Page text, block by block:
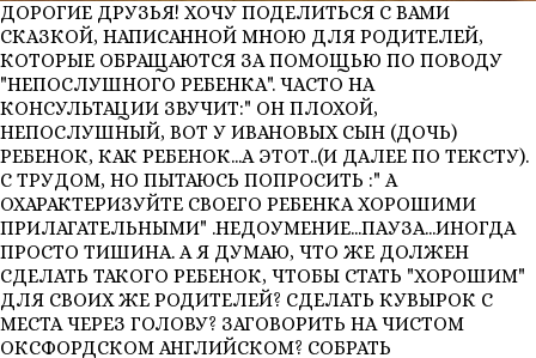
ДОРОГИЕ ДРУЗЬЯ! ХОЧУ ПОДЕЛИТЬСЯ С ВАМИ
СКАЗКОЙ, НАПИСАННОЙ МНОЮ ДЛЯ РОДИТЕЛЕЙ,
КОТОРЫЕ ОБРАЩАЮТСЯ ЗА ПОМОЩЬЮ ПО ПОВОДУ
"НЕПОСЛУШНОГО РЕБЕНКА". ЧАСТО НА
КОНСУЛЬТАЦИИ ЗВУЧИТ:" ОН ПЛОХОЙ,
НЕПОСЛУШНЫЙ, ВОТ У ИВАНОВЫХ СЫН (ДОЧЬ)
РЕБЕНОК, КАК РЕБЕНОК...А ЭТОТ..(И ДАЛЕЕ ПО ТЕКСТУ).
С ТРУДОМ, НО ПЫТАЮСЬ ПОПРОСИТЬ :" А
ОХАРАКТЕРИЗУЙТЕ СВОЕГО РЕБЕНКА ХОРОШИМИ
ПРИЛАГАТЕЛЬНЫМИ" .НЕДОУМЕНИЕ...ПАУЗА...ИНОГДА
ПРОСТО ТИШИНА. А Я ДУМАЮ, ЧТО ЖЕ ДОЛЖЕН
СДЕЛАТЬ ТАКОГО РЕБЕНОК, ЧТОБЫ СТАТЬ "ХОРОШИМ"
ДЛЯ СВОИХ ЖЕ РОДИТЕЛЕЙ? СДЕЛАТЬ КУВЫРОК С
МЕСТА ЧЕРЕЗ ГОЛОВУ? ЗАГОВОРИТЬ НА ЧИСТОМ
ОКСФОРДСКОМ АНГЛИЙСКОМ? СОБРАТЬ